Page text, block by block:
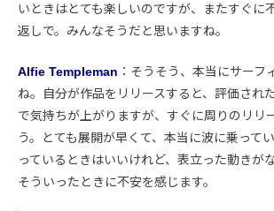
いときはとても楽しいのですが、またすぐに
返しで。みんなそうだと思いますね。
Alfie Templeman ：そうそう、本当にサーフ
ね。自分が作品をリリースすると、評価され
で気持ちが上がりますが、すぐに周りのリリ
う。とても展開が早くて、本当に波に乗って
っているときはいいけれど、表立った動きが
そういったときに不安を感じます。